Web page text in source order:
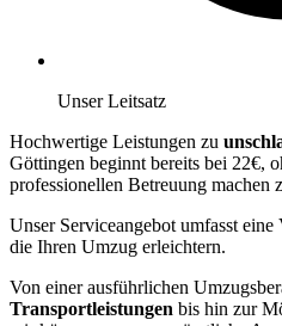
Unser Leitsatz
Hochwertige Leistungen zu
Göttingen beginnt bereits bei 22€,
professionellen Betreuung machen
Unser Serviceangebot umfasst
die Ihren Umzug erleichtern.
Von einer ausführlichen
Transportleistungen bis hin zur